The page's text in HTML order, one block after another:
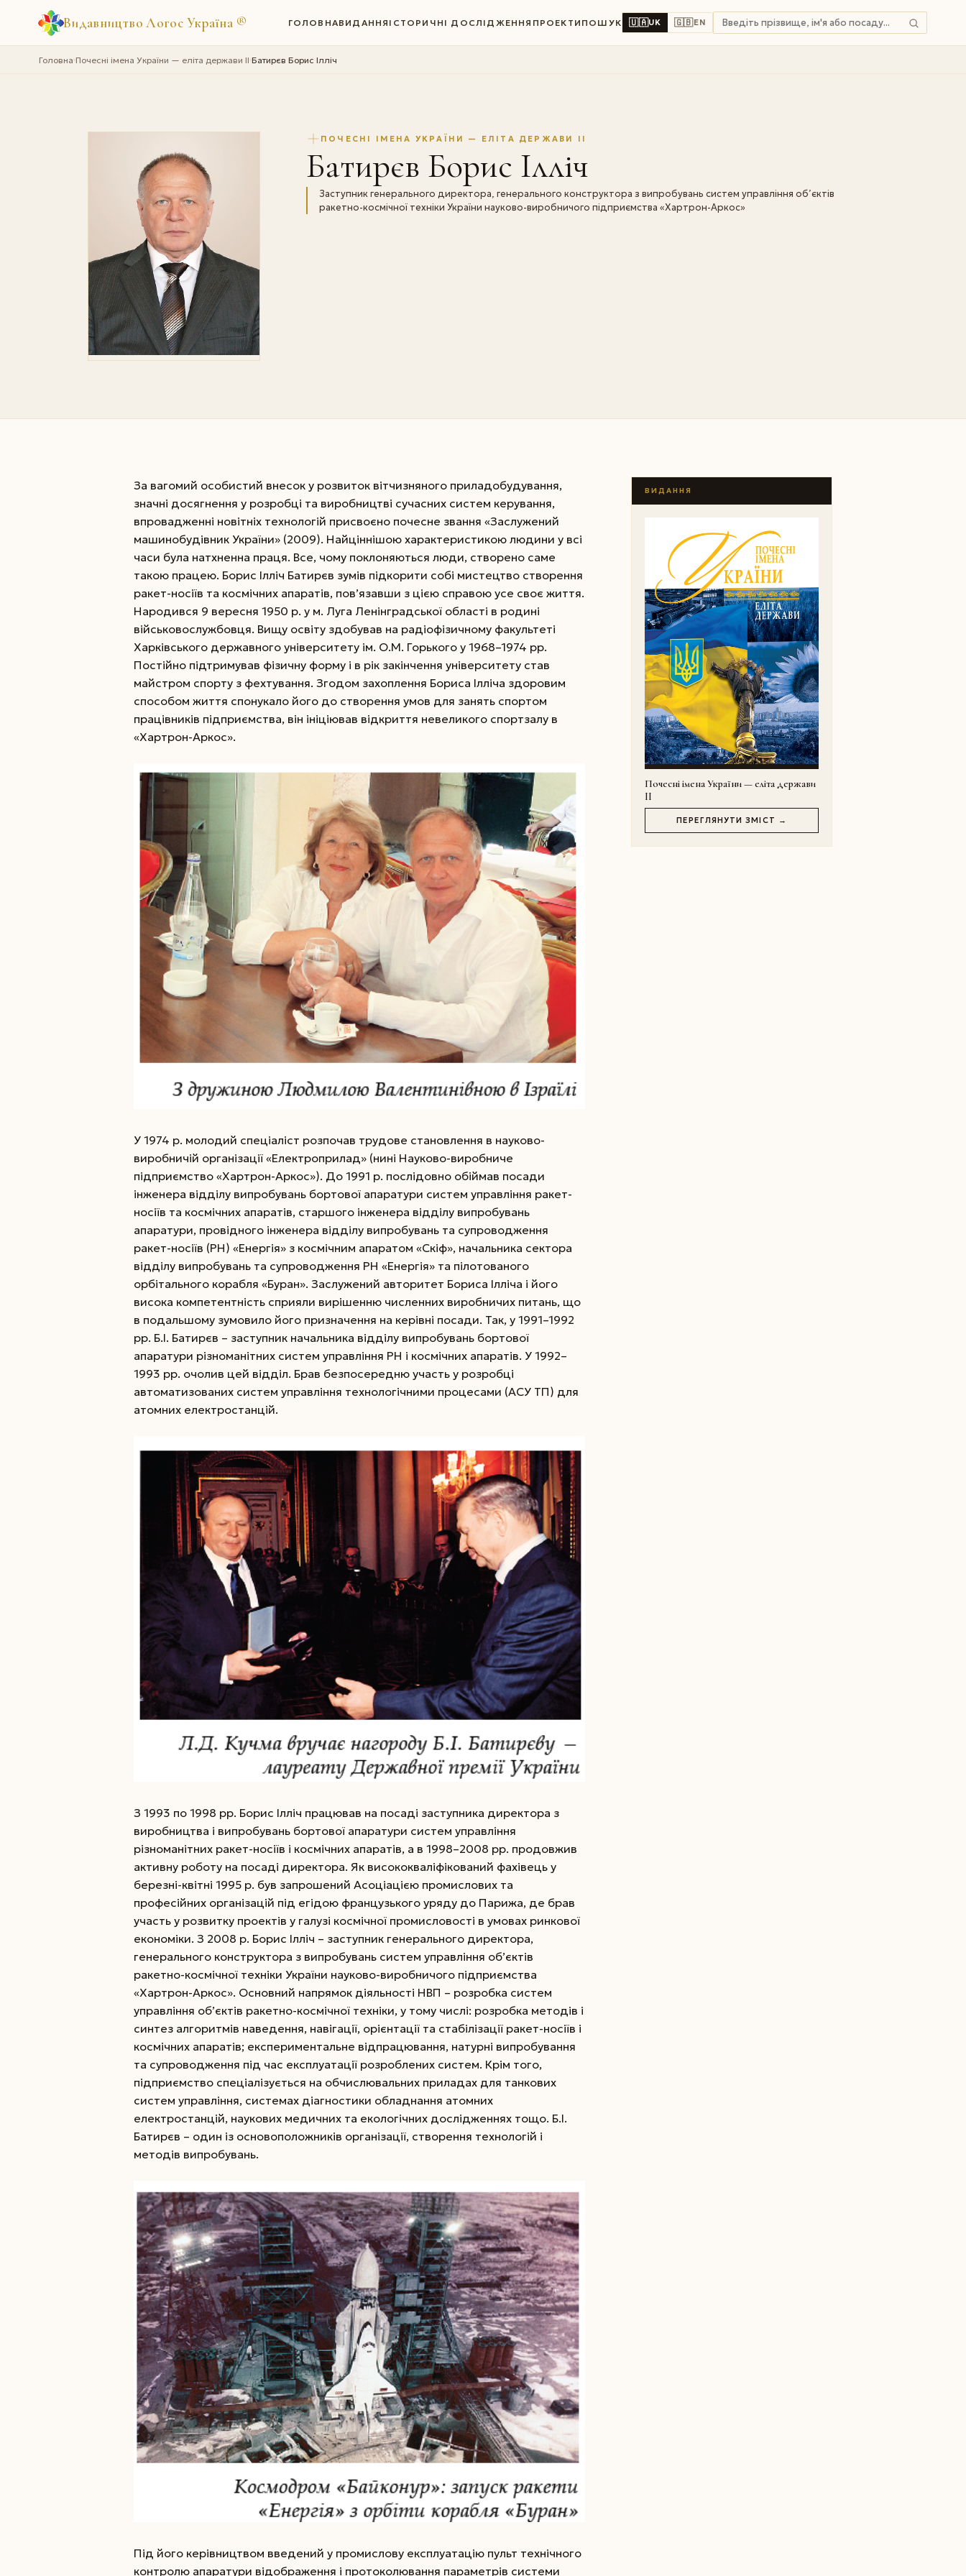
Видавництво Логос Україна ® ГОЛОВНАВИДАННЯ ІСТОРИЧНІ ДОСЛІДЖЕННЯ ПРОЕКТИ ПОШУК 🇺🇦UK 🇬🇧EN
Головна›Почесні імена України — еліта держави II›Батирєв Борис Ілліч
ПОЧЕСНІ ІМЕНА УКРАЇНИ — ЕЛІТА ДЕРЖАВИ II
Батирєв Борис Ілліч
Заступник генерального директора, генерального конструктора з випробувань систем управління об’єктів
ракетно-космічної техніки України науково-виробничого підприємства «Хартрон-Аркос»
За вагомий особистий внесок у розвиток вітчизняного приладобудування,
значні досягнення у розробці та виробництві сучасних систем керування,
впровадженні новітніх технологій присвоєно почесне звання «Заслужений
машинобудівник України» (2009). Найціннішою характеристикою людини у всі
часи була натхненна праця. Все, чому поклоняються люди, створено саме
такою працею. Борис Ілліч Батирєв зумів підкорити собі мистецтво створення
ракет-носіїв та космічних апаратів, пов’язавши з цією справою усе своє життя.
Народився 9 вересня 1950 р. у м. Луга Ленінградської області в родині
військовослужбовця. Вищу освіту здобував на радіофізичному факультеті
Харківського державного університету ім. О.М. Горького у 1968–1974 рр.
Постійно підтримував фізичну форму і в рік закінчення університету став
майстром спорту з фехтування. Згодом захоплення Бориса Ілліча здоровим
способом життя спонукало його до створення умов для занять спортом
працівників підприємства, він ініціював відкриття невеликого спортзалу в
«Хартрон-Аркос».
У 1974 р. молодий спеціаліст розпочав трудове становлення в науково-
виробничій організації «Електроприлад» (нині Науково-виробниче
підприємство «Хартрон-Аркос»). До 1991 р. послідовно обіймав посади
інженера відділу випробувань бортової апаратури систем управління ракет-
носіїв та космічних апаратів, старшого інженера відділу випробувань
апаратури, провідного інженера відділу випробувань та супроводження
ракет-носіїв (РН) «Енергія» з космічним апаратом «Скіф», начальника сектора
відділу випробувань та супроводження РН «Енергія» та пілотованого
орбітального корабля «Буран». Заслужений авторитет Бориса Ілліча і його
висока компетентність сприяли вирішенню численних виробничих питань, що
в подальшому зумовило його призначення на керівні посади. Так, у 1991–1992
рр. Б.І. Батирєв – заступник начальника відділу випробувань бортової
апаратури різноманітних систем управління РН і космічних апаратів. У 1992–
1993 рр. очолив цей відділ. Брав безпосередню участь у розробці
автоматизованих систем управління технологічними процесами (АСУ ТП) для
атомних електростанцій.
З 1993 по 1998 рр. Борис Ілліч працював на посаді заступника директора з
виробництва і випробувань бортової апаратури систем управління
різноманітних ракет-носіїв і космічних апаратів, а в 1998–2008 рр. продовжив
активну роботу на посаді директора. Як висококваліфікований фахівець у
березні-квітні 1995 р. був запрошений Асоціацією промислових та
професійних організацій під егідою французького уряду до Парижа, де брав
участь у розвитку проектів у галузі космічної промисловості в умовах ринкової
економіки. З 2008 р. Борис Ілліч – заступник генерального директора,
генерального конструктора з випробувань систем управління об’єктів
ракетно-космічної техніки України науково-виробничого підприємства
«Хартрон-Аркос». Основний напрямок діяльності НВП – розробка систем
управління об’єктів ракетно-космічної техніки, у тому числі: розробка методів і
синтез алгоритмів наведення, навігації, орієнтації та стабілізації ракет-носіїв і
космічних апаратів; експериментальне відпрацювання, натурні випробування
та супроводження під час експлуатації розроблених систем. Крім того,
підприємство спеціалізується на обчислювальних приладах для танкових
систем управління, системах діагностики обладнання атомних
електростанцій, наукових медичних та екологічних дослідженнях тощо. Б.І.
Батирєв – один із основоположників організації, створення технологій і
методів випробувань.
Під його керівництвом введений у промислову експлуатацію пульт технічного
контролю апаратури відображення і протоколювання параметрів системи
ВИДАННЯ
Почесні імена України — еліта держави
II
ПЕРЕГЛЯНУТИ ЗМІСТ →